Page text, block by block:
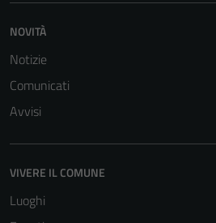
NOVITÀ
Notizie
Comunicati
Avvisi
VIVERE IL COMUNE
Luoghi